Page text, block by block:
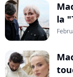
la